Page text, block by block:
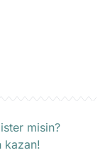
misin?
kazan!